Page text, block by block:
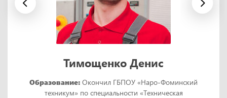
Тимощенко Денис
Образование: Окончил ГБПОУ «Наро-Фоминский
техникум» по специальности «Техническая